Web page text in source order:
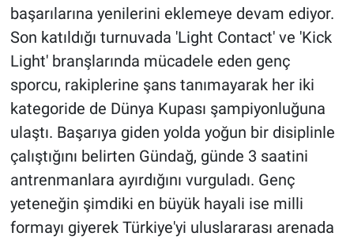
başarılarına yenilerini eklemeye devam ediyor.
Son katıldığı turnuvada 'Light Contact' ve 'Kick
Light' branşlarında mücadele eden genç
sporcu, rakiplerine şans tanımayarak her iki
kategoride de Dünya Kupası şampiyonluğuna
ulaştı. Başarıya giden yolda yoğun bir disiplinle
çalıştığını belirten Gündağ, günde 3 saatini
antrenmanlara ayırdığını vurguladı. Genç
yeteneğin şimdiki en büyük hayali ise milli
formayı giyerek Türkiye'yi uluslararası arenada